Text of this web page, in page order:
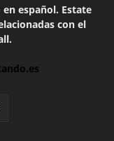
español. Estate
con el